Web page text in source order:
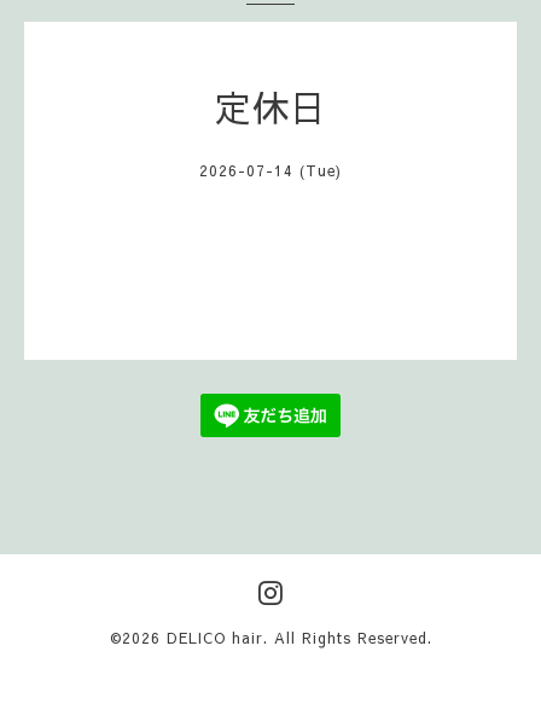
定休日
2026-07-14 (Tue)
©2026 DELICO hair. All Rights Reserved.